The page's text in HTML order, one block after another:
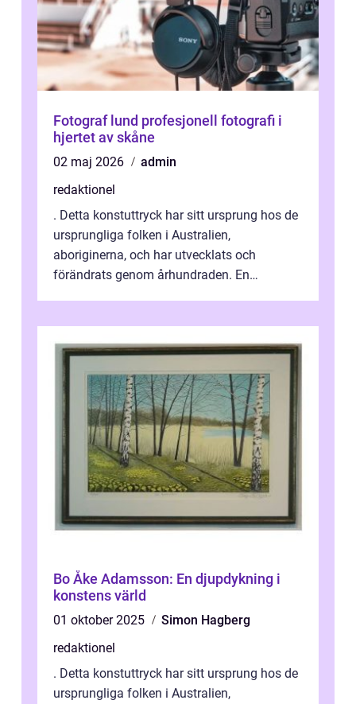
Fotograf lund profesjonell fotografi i
hjertet av skåne
02 maj 2026
admin
redaktionel
. Detta konstuttryck har sitt ursprung hos de
ursprungliga folken i Australien,
aboriginerna, och har utvecklats och
förändrats genom århundraden. En
Bo Åke Adamsson: En djupdykning i
konstens värld
01 oktober 2025
Simon Hagberg
redaktionel
. Detta konstuttryck har sitt ursprung hos de
ursprungliga folken i Australien,